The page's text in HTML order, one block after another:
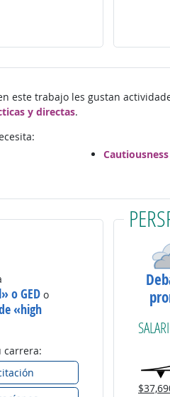
este trabajo les gustan
y directas.
Cautiousness
4)
o GEDo
«high
carrera: